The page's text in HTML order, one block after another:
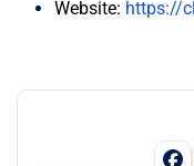
Website: https://